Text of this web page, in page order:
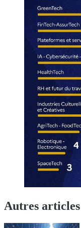
Autres articles